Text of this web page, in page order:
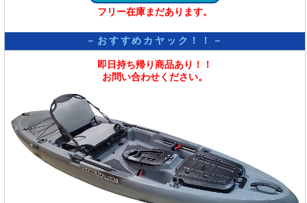
フリー在庫まだあります。
－おすすめカヤック！！－
即日持ち帰り商品あり！！
お問い合わせください。